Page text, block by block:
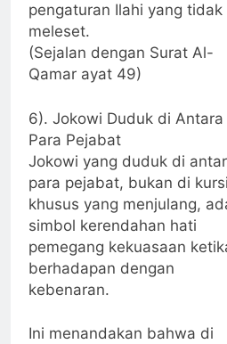
pengaturan Ilahi yang tidak
meleset.
(Sejalan dengan Surat Al-
Qamar ayat 49)
6). Jokowi Duduk di Antara
Para Pejabat
Jokowi yang duduk di
para pejabat, bukan di kursi
khusus yang menjulang,
simbol kerendahan hati
pemegang kekuasaan
berhadapan dengan
kebenaran.
Ini menandakan bahwa di